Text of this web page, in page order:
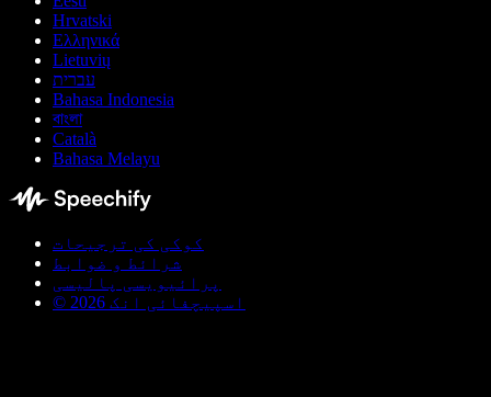
Hrvatski
Ελληνικά
Lietuvių
עברית
Bahasa Indonesia
বাংলা
Català
Bahasa Melayu
کوکی کی ترجیحات
شرائط و ضوابط
پرائیویسی پالیسی
© اسپیچفائی انک 2026